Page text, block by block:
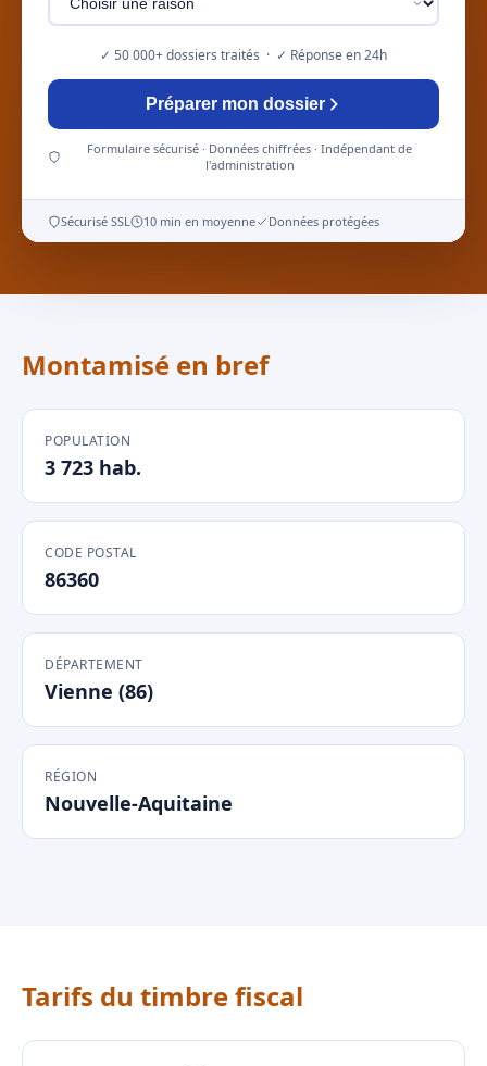
✓ 50 000+ dossiers traités · ✓ Réponse en 24h
Préparer mon dossier
Formulaire sécurisé · Données chiffrées · Indépendant de
l'administration
Sécurisé SSL 10 min en moyenne Données protégées
Montamisé en bref
POPULATION
3 723 hab.
CODE POSTAL
86360
DÉPARTEMENT
Vienne (86)
RÉGION
Nouvelle-Aquitaine
Tarifs du timbre fiscal